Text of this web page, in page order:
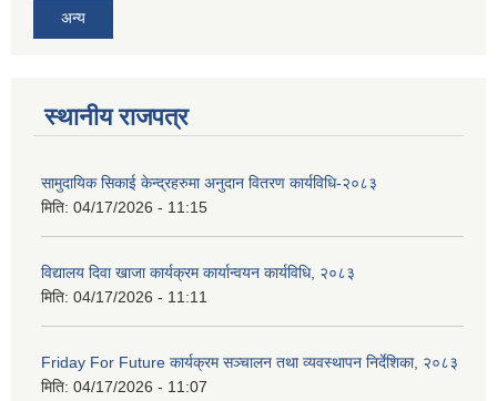
अन्य
स्थानीय राजपत्र
सामुदायिक सिकाई केन्द्रहरुमा अनुदान वितरण कार्यविधि-२०८३
मिति: 04/17/2026 - 11:15
विद्यालय दिवा खाजा कार्यक्रम कार्यान्वयन कार्यविधि, २०८३
मिति: 04/17/2026 - 11:11
Friday For Future कार्यक्रम सञ्चालन तथा व्यवस्थापन निर्देशिका, २०८३
मिति: 04/17/2026 - 11:07